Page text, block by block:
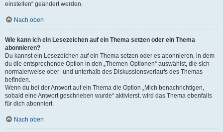
einstellen“ geändert werden.
Nach oben
Wie kann ich ein Lesezeichen auf ein Thema setzen oder ein Thema
abonnieren?
Du kannst ein Lesezeichen auf ein Thema setzen oder es abonnieren, in dem
du die entsprechende Option in den „Themen-Optionen“ auswählst, die sich
normalerweise ober- und unterhalb des Diskussionsverlaufs des Themas
befinden.
Wenn du bei der Antwort auf ein Thema die Option „Mich benachrichtigen,
sobald eine Antwort geschrieben wurde“ aktivierst, wird das Thema ebenfalls
für dich abonniert.
Nach oben